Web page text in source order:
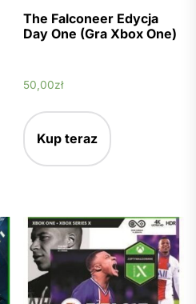
The Falconeer Edycja
Day One (Gra Xbox One)
50,00zł
Kup teraz